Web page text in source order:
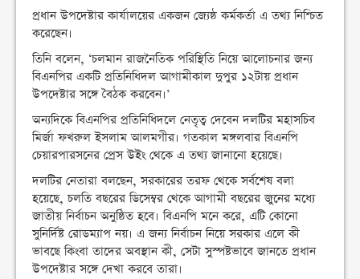
প্রধান উপদেষ্টার কার্যালয়ের একজন জ্যেষ্ঠ কর্মকর্তা এ তথ্য নিশ্চিত
করেছেন।
তিনি বলেন, ‘চলমান রাজনৈতিক পরিস্থিতি নিয়ে আলোচনার জন্য
বিএনপির একটি প্রতিনিধিদল আগামীকাল দুপুর ১২টায় প্রধান
উপদেষ্টার সঙ্গে বৈঠক করবেন।’
অন্যদিকে বিএনপির প্রতিনিধিদলে নেতৃত্ব দেবেন দলটির মহাসচিব
মির্জা ফখরুল ইসলাম আলমগীর। গতকাল মঙ্গলবার বিএনপি
চেয়ারপারসনের প্রেস উইং থেকে এ তথ্য জানানো হয়েছে।
দলটির নেতারা বলছেন, সরকারের তরফ থেকে সর্বশেষ বলা
হয়েছে, চলতি বছরের ডিসেম্বর থেকে আগামী বছরের জুনের মধ্যে
জাতীয় নির্বাচন অনুষ্ঠিত হবে। বিএনপি মনে করে, এটি কোনো
সুনির্দিষ্ট রোডম্যাপ নয়। এ জন্য নির্বাচন নিয়ে সরকার এলে কী
ভাবছে কিংবা তাদের অবস্থান কী, সেটা সুস্পষ্টভাবে জানতে প্রধান
উপদেষ্টার সঙ্গে দেখা করবে তারা।